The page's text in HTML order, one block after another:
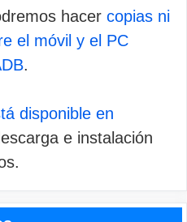
hacer copias ni
el móvil y el PC
.
disponible en
e instalación